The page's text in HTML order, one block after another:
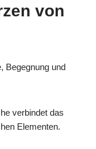
von
Begegnung und
verbindet das
Elementen.